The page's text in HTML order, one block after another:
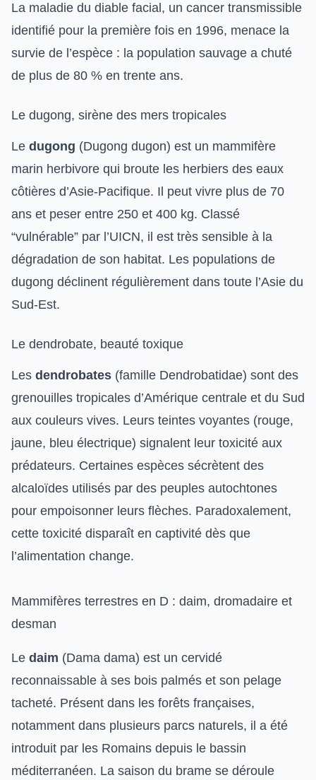
La maladie du diable facial, un cancer transmissible
identifié pour la première fois en 1996, menace la
survie de l’espèce : la population sauvage a chuté
de plus de 80 % en trente ans.
Le dugong, sirène des mers tropicales
Le dugong (Dugong dugon) est un mammifère
marin herbivore qui broute les herbiers des eaux
côtières d’Asie-Pacifique. Il peut vivre plus de 70
ans et peser entre 250 et 400 kg. Classé
“vulnérable” par l’UICN, il est très sensible à la
dégradation de son habitat. Les populations de
dugong déclinent régulièrement dans toute l’Asie du
Sud-Est.
Le dendrobate, beauté toxique
Les dendrobates (famille Dendrobatidae) sont des
grenouilles tropicales d’Amérique centrale et du Sud
aux couleurs vives. Leurs teintes voyantes (rouge,
jaune, bleu électrique) signalent leur toxicité aux
prédateurs. Certaines espèces sécrètent des
alcaloïdes utilisés par des peuples autochtones
pour empoisonner leurs flèches. Paradoxalement,
cette toxicité disparaît en captivité dès que
l’alimentation change.
Mammifères terrestres en D : daim, dromadaire et
desman
Le daim (Dama dama) est un cervidé
reconnaissable à ses bois palmés et son pelage
tacheté. Présent dans les forêts françaises,
notamment dans plusieurs parcs naturels, il a été
introduit par les Romains depuis le bassin
méditerranéen. La saison du brame se déroule